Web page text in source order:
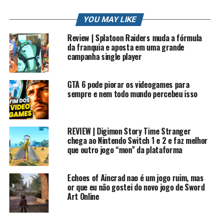
longe do Boost
Depois do sucesso deSonic Generations, a expectativa
era alta. Mas aí veioSonic Lost World, um jogo que
chutou o balde: abandonou o boost e trouxe um sistema
de parkour. Sim, o Sonic correndo pelas paredes!
O visual cartunesco, os inimigos clássicos do Mega Drive
repaginados e até a tentativa de ser mais “plataforma
3D” chamaram atenção. O problema? Muita gente odiou
YOU MAY LIKE
Review | Splatoon Raiders muda a fórmula
da franquia e aposta em uma grande
campanha single player
GTA 6 pode piorar os videogames para
sempre e nem todo mundo percebeu isso
REVIEW | Digimon Story Time Stranger
chega ao Nintendo Switch 1 e 2 e faz melhor
que outro jogo “mon” da plataforma
Echoes of Aincrad nao é um jogo ruim, mas
or que eu não gostei do novo jogo de Sword
Art Online